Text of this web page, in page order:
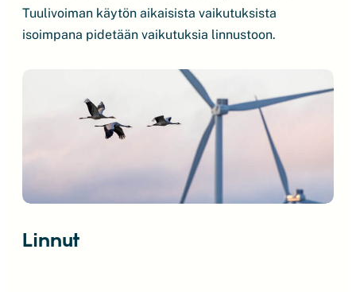
Tuulivoiman käytön aikaisista vaikutuksista
isoimpana pidetään vaikutuksia linnustoon.
Linnut